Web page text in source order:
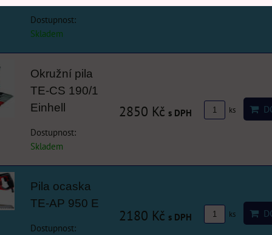
Dostupnost:
Skladem
Okružní pila
TE-CS 190/1
Einhell
Dostupnost:
Skladem
2850 Kč s DPH ks
Pila ocaska
TE-AP 950 E
Dostupnost:
2180 Kč s DPH ks